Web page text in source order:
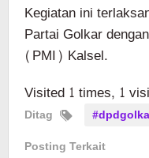
Kegiatan ini
Partai Golkar
(PMI) Kalsel.
Visited 1 times, 1
Ditag
Posting Terkait